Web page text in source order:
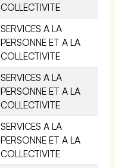
COLLECTIVITE
SERVICES A LA
PERSONNE ET A LA
COLLECTIVITE
SERVICES A LA
PERSONNE ET A LA
COLLECTIVITE
SERVICES A LA
PERSONNE ET A LA
COLLECTIVITE